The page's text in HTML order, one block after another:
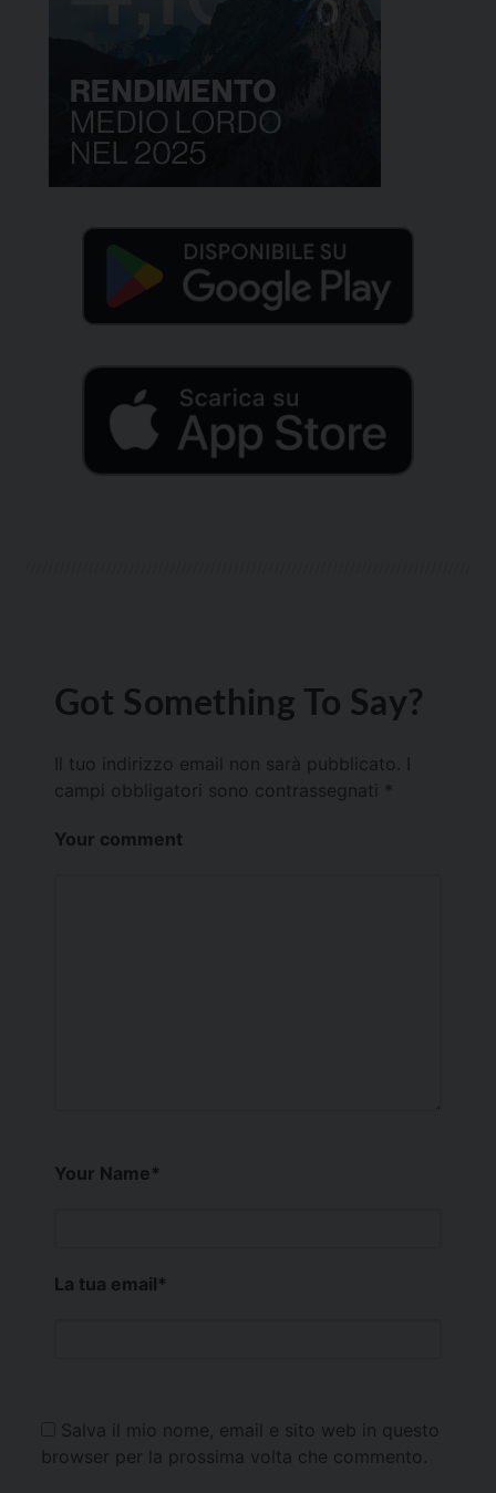
Got Something To Say?
Il tuo indirizzo email non sarà pubblicato.
campi obbligatori sono contrassegnati *
Your comment
Your Name*
La tua email*
Salva il mio nome, email e sito web in questo
browser per la prossima volta che commento.